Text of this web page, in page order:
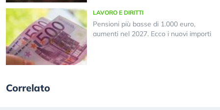
LAVORO E DIRITTI
Pensioni più basse di 1.000 euro,
aumenti nel 2027. Ecco i nuovi importi
Correlato